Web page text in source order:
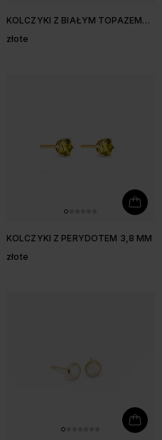
KOLCZYKI Z BIAŁYM TOPAZEM
złote
KOLCZYKI Z PERYDOTEM 3,8 MM
złote